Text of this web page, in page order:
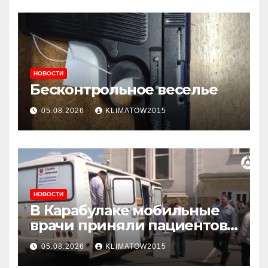
НОВОСТИ
Бесконтрольное веселье
05.08.2026 KLIMATOW2015
НОВОСТИ
В Карабулаке мобильные
врачи приняли пациентов
у стен мечети
05.08.2026 KLIMATOW2015